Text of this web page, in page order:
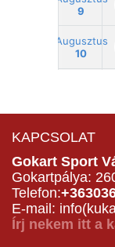
KAPCSOLAT
Gokart Sport
Gokartpálya:
Telefon:
E-mail:
Írj nekem itt a